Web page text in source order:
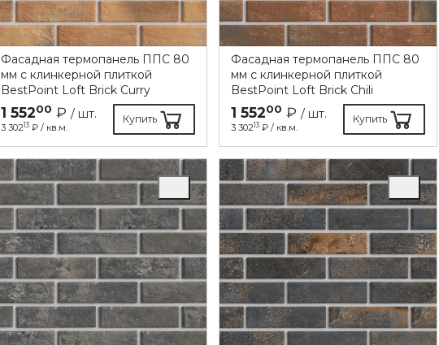
Фасадная термопанель ППC 80
мм с клинкерной плиткой
BestPoint Loft Brick Curry
1 55200 ₽ / шт.
3 30213₽ / кв.м.
Купить
Фасадная термопанель ППC 80
мм с клинкерной плиткой
BestPoint Loft Brick Chili
1 55200 ₽ / шт.
3 30213 ₽ / кв.м.
Купить